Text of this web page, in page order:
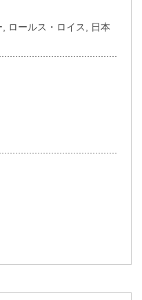
ロールス・ロイス, 日本